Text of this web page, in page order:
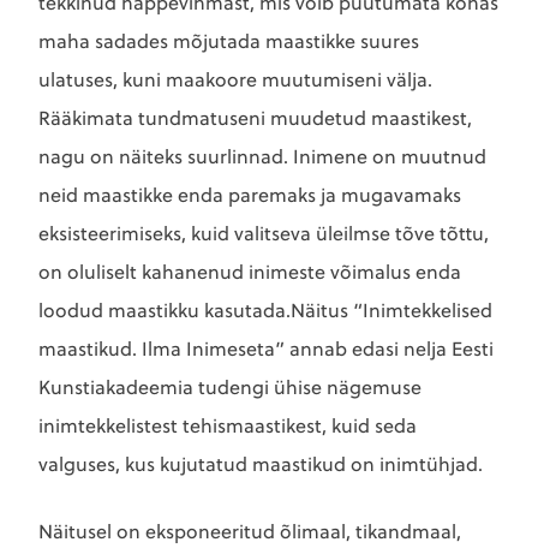
tekkinud happevihmast, mis võib puutumata kohas
maha sadades mõjutada maastikke suures
ulatuses, kuni maakoore muutumiseni välja.
Rääkimata tundmatuseni muudetud maastikest,
nagu on näiteks suurlinnad. Inimene on muutnud
neid maastikke enda paremaks ja mugavamaks
eksisteerimiseks, kuid valitseva üleilmse tõve tõttu,
on oluliselt kahanenud inimeste võimalus enda
loodud maastikku kasutada.Näitus “Inimtekkelised
maastikud. Ilma Inimeseta” annab edasi nelja Eesti
Kunstiakadeemia tudengi ühise nägemuse
inimtekkelistest tehismaastikest, kuid seda
valguses, kus kujutatud maastikud on inimtühjad.
Näitusel on eksponeeritud õlimaal, tikandmaal,